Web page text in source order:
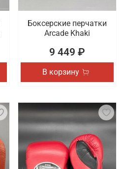
Боксерские перчатки
Arcade Khaki
9 449 ₽
В корзину